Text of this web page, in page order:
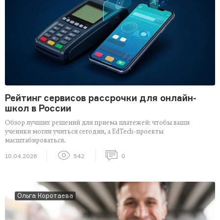
Рейтинг сервисов рассрочки для онлайн-
школ в России
Обзор лучших решений для приема платежей: чтобы ваши
ученики могли учиться сегодня, а EdTech-проекты
масштабироваться.
10.04.2026 542 0
Ольга Коротаева